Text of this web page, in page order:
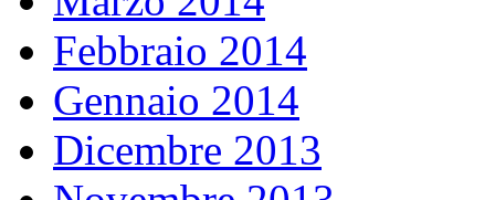
Febbraio 2014
Gennaio 2014
Dicembre 2013